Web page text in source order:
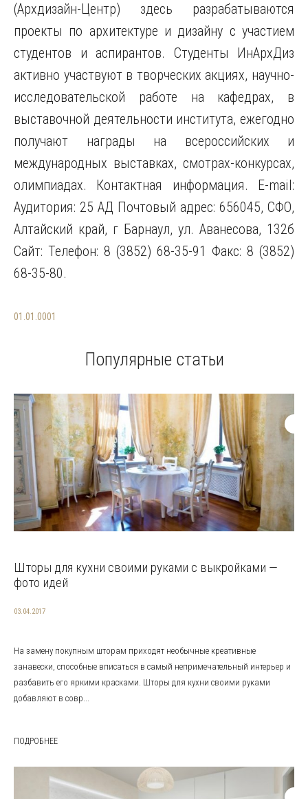
(Архдизайн-Центр) здесь разрабатываются
проекты по архитектуре и дизайну с участием
студентов и аспирантов. Студенты ИнАрхДиз
активно участвуют в творческих акциях, научно-
исследовательской работе на кафедрах, в
выставочной деятельности института, ежегодно
получают награды на всероссийских и
международных выставках, смотрах-конкурсах,
олимпиадах. Контактная информация. E-mail:
Аудитория: 25 АД Почтовый адрес: 656045, СФО,
Алтайский край, г Барнаул, ул. Аванесова, 132б
Сайт: Телефон: 8 (3852) 68-35-91 Факс: 8 (3852)
68-35-80.
01.01.0001
Популярные статьи
Шторы для кухни своими руками с выкройками —
фото идей
03.04.2017
На замену покупным шторам приходят необычные креативные
занавески, способные вписаться в самый непримечательный интерьер и
разбавить его яркими красками. Шторы для кухни своими руками
добавляют в совр...
ПОДРОБНЕЕ